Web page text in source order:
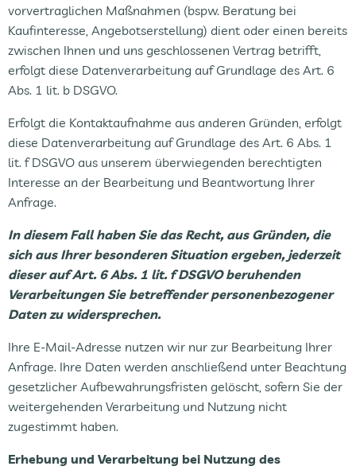
vorvertraglichen Maßnahmen (bspw. Beratung bei
Kaufinteresse, Angebotserstellung) dient oder einen bereits
zwischen Ihnen und uns geschlossenen Vertrag betrifft,
erfolgt diese Datenverarbeitung auf Grundlage des Art. 6
Abs. 1 lit. b DSGVO.
Erfolgt die Kontaktaufnahme aus anderen Gründen, erfolgt
diese Datenverarbeitung auf Grundlage des Art. 6 Abs. 1
lit. f DSGVO aus unserem überwiegenden berechtigten
Interesse an der Bearbeitung und Beantwortung Ihrer
Anfrage.
In diesem Fall haben Sie das Recht, aus Gründen, die
sich aus Ihrer besonderen Situation ergeben, jederzeit
dieser auf Art. 6 Abs. 1 lit. f DSGVO beruhenden
Verarbeitungen Sie betreffender personenbezogener
Daten zu widersprechen.
Ihre E-Mail-Adresse nutzen wir nur zur Bearbeitung Ihrer
Anfrage. Ihre Daten werden anschließend unter Beachtung
gesetzlicher Aufbewahrungsfristen gelöscht, sofern Sie der
weitergehenden Verarbeitung und Nutzung nicht
zugestimmt haben.
Erhebung und Verarbeitung bei Nutzung des